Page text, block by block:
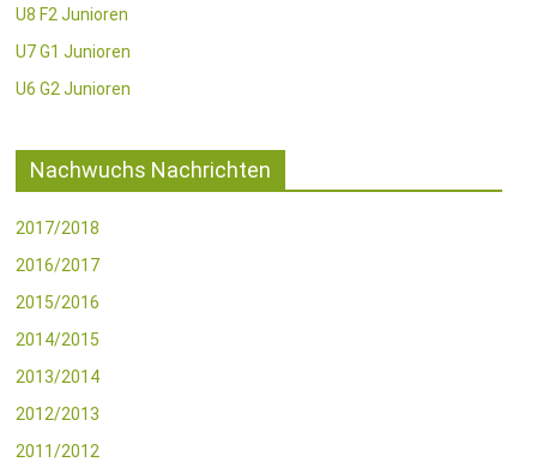
U8 F2 Junioren
U7 G1 Junioren
U6 G2 Junioren
Nachwuchs Nachrichten
2017/2018
2016/2017
2015/2016
2014/2015
2013/2014
2012/2013
2011/2012